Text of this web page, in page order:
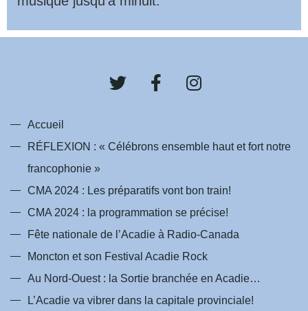
T
w
t
F
a
b
k
-
f
I
n
a
a
m
Accueil
RÉFLEXION : « Célébrons ensemble haut et fort notre
francophonie »
CMA 2024 : Les préparatifs vont bon train!
CMA 2024 : la programmation se précise!
Fête nationale de l’Acadie à Radio-Canada
Moncton et son Festival Acadie Rock
Au Nord-Ouest : la Sortie branchée en Acadie…
L’Acadie va vibrer dans la capitale provinciale!